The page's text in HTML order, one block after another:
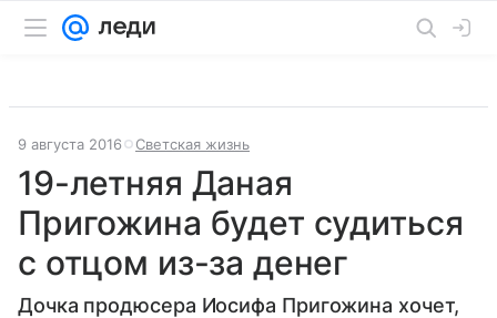
9 августа 2016 Светская жизнь
19-летняя Даная
Пригожина будет судиться
с отцом из-за денег
Дочка продюсера Иосифа Пригожина хочет,